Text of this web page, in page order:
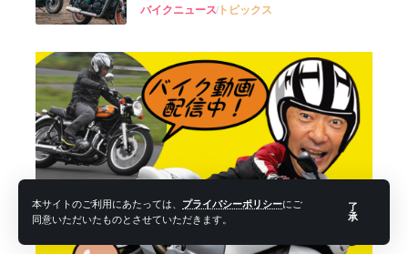
本サイトのご利用にあたっては、 プライバシーポリシーにご
同意いただいたものとさせていただきます。
了
承
バイクニューストピックス